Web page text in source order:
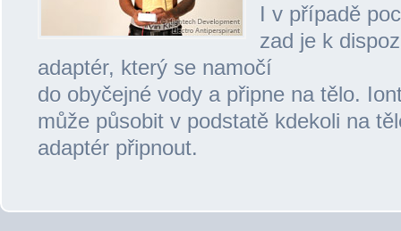
I v případě
zad je k
adaptér, který se namočí
do obyčejné vody a připne na tělo.
může působit v podstatě kdekoli na
adaptér připnout.